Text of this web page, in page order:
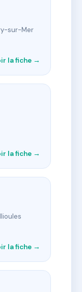
sur-Mer
la fiche →
la fiche →
la fiche →